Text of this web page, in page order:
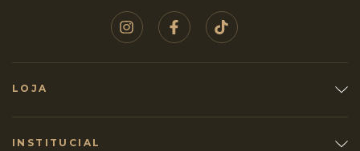
LOJA
INSTITUCIAL